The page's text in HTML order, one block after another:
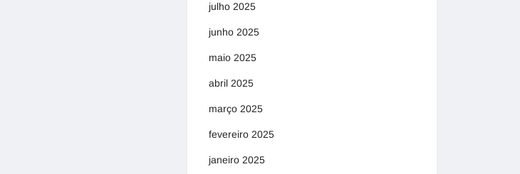
julho 2025
junho 2025
maio 2025
abril 2025
março 2025
fevereiro 2025
janeiro 2025